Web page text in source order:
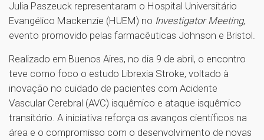
Julia Paszeuck representaram o Hospital Universitário
Evangélico Mackenzie (HUEM) no Investigator Meeting,
evento promovido pelas farmacêuticas Johnson e Bristol.
Realizado em Buenos Aires, no dia 9 de abril, o encontro
teve como foco o estudo Librexia Stroke, voltado à
inovação no cuidado de pacientes com Acidente
Vascular Cerebral (AVC) isquêmico e ataque isquêmico
transitório. A iniciativa reforça os avanços científicos na
área e o compromisso com o desenvolvimento de novas